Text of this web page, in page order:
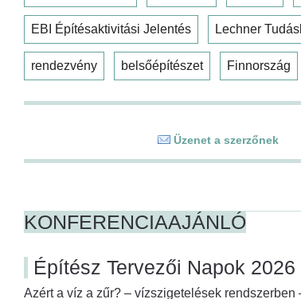
EBI Építésaktivitási Jelentés Lechner
rendezvény belsőépítészet Finnország
Üzenet a szerzőnek
KONFERENCIAAJÁNLÓ
Építész Tervezői Napok 2026
Azért a víz a zűr? – vízszigetelések rendszerben